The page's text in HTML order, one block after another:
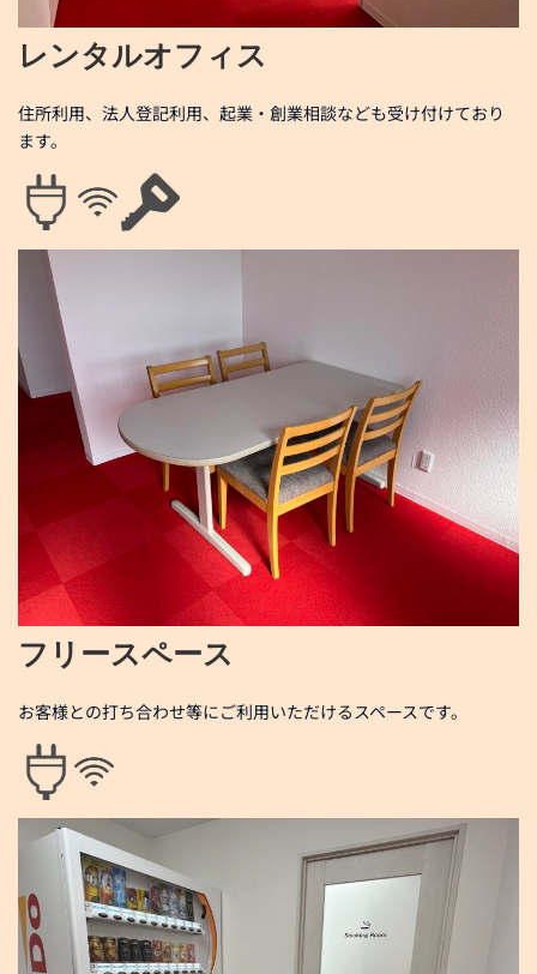
レンタルオフィス
住所利用、法人登記利用、起業・創業相談なども受け付けており
ます。
フリースペース
お客様との打ち合わせ等にご利用いただけるスペースです。